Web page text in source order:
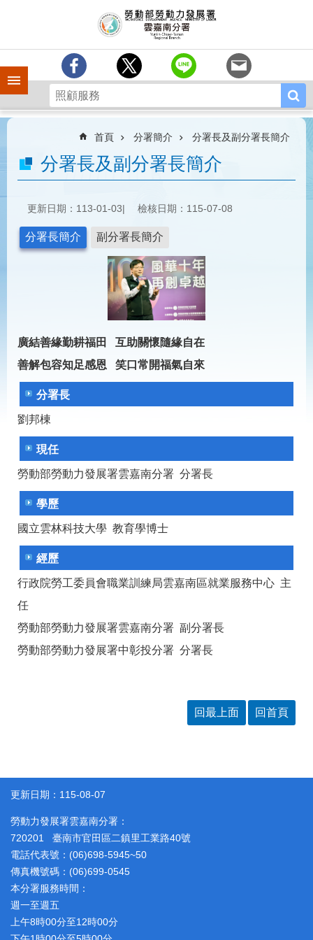
手機側欄
中
分
簡
業
務
相
關
答
為
民
務
站
導
首
頁
English
民
意
常
見
答
雙
語
彙
雲
RSS
隱
權
及
安
全
政
策
政
網
站
資
料
開
放
宣
告
首頁 分署簡介 分署長及副分署長簡介
分署長及副分署長簡介
更新日期：113-01-03 檢核日期：115-07-08
分署長簡介 副分署長簡介
廣結善緣勤耕福田 互助關懷隨緣自在
善解包容知足感恩 笑口常開福氣自來
分署長
劉邦棟
現任
勞動部勞動力發展署雲嘉南分署 分署長
學歷
國立雲林科技大學 教育學博士
經歷
行政院勞工委員會職業訓練局雲嘉南區就業服務中心 主
任
勞動部勞動力發展署雲嘉南分署 副分署長
勞動部勞動力發展署中彰投分署 分署長
回最上面 回首頁
更新日期：115-08-07
勞動力發展署雲嘉南分署：
720201 臺南市官田區二鎮里工業路40號
電話代表號：(06)698-5945~50
傳真機號碼：(06)699-0545
本分署服務時間：
週一至週五
上午8時00分至12時00分